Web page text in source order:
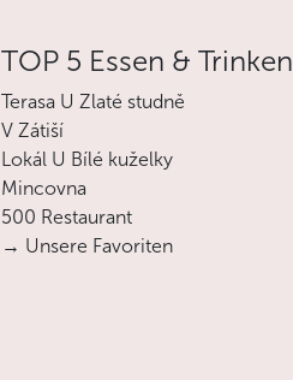
TOP 5 Essen & Trinken
Terasa U Zlaté studně
V Zátiší
Lokál U Bílé kuželky
Mincovna
500 Restaurant
→ Unsere Favoriten